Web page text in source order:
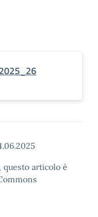
questo articolo è